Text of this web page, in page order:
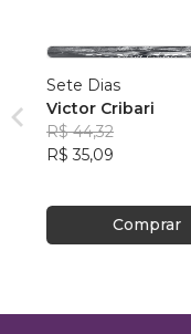
Sete Dias
Victor Cribari
R$ 44,32
R$ 35,09
Comprar